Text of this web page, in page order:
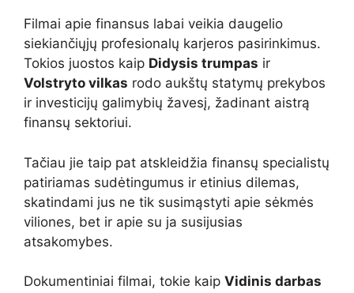
Filmai apie finansus labai veikia daugelio
siekiančiųjų profesionalų karjeros pasirinkimus.
Tokios juostos kaip Didysis trumpas ir
Volstryto vilkas rodo aukštų statymų prekybos
ir investicijų galimybių žavesį, žadinant aistrą
finansų sektoriui.
Tačiau jie taip pat atskleidžia finansų specialistų
patiriamas sudėtingumus ir etinius dilemas,
skatindami jus ne tik susimąstyti apie sėkmės
viliones, bet ir apie su ja susijusias
atsakomybes.
Dokumentiniai filmai, tokie kaip Vidinis darbas